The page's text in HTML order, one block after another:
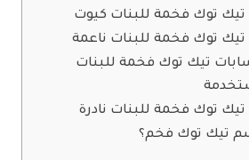
توك فخمة للبنات كيوت
توك فخمة للبنات ناعمة
تيك توك فخمة للبنات
توك فخمة للبنات نادرة
تيك توك فخم؟